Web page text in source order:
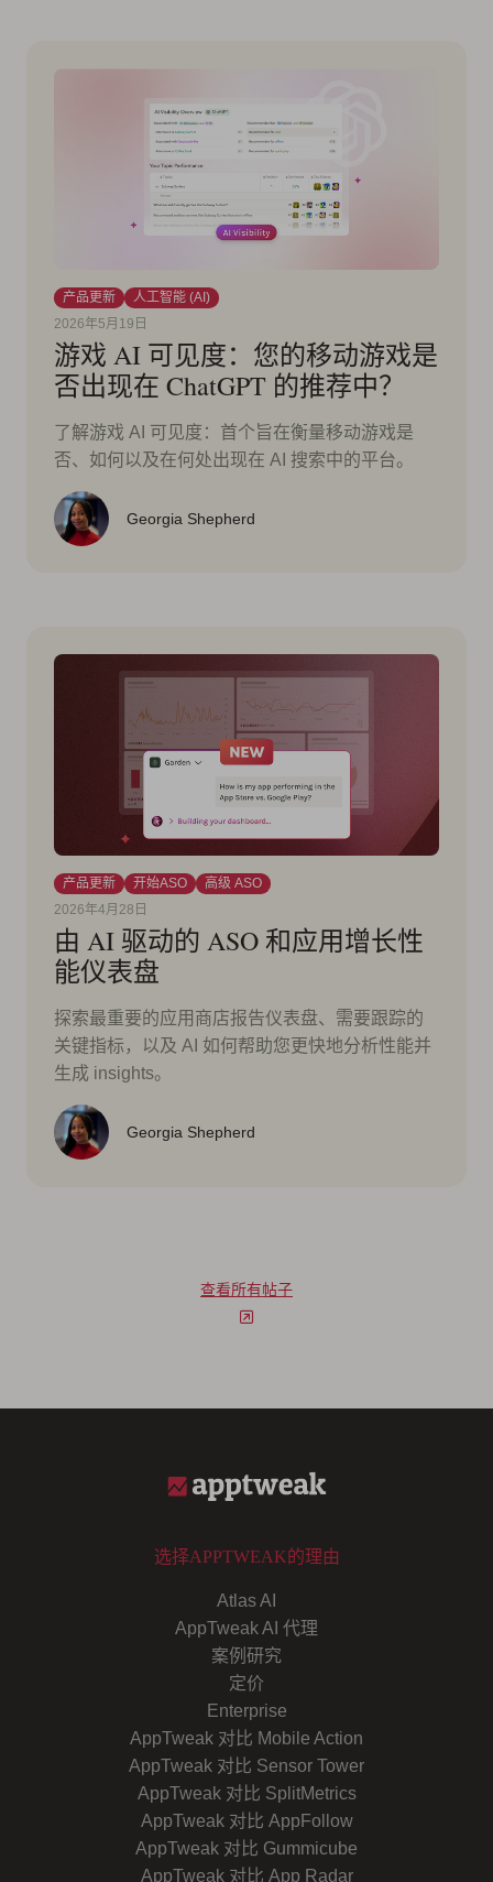
产品更新
人工智能 (AI)
2026年5月19日
游戏 AI 可见度：您的移动游戏是
否出现在 ChatGPT 的推荐中？
了解游戏 AI 可见度：首个旨在衡量移动游戏是
否、如何以及在何处出现在 AI 搜索中的平台。
Georgia Shepherd
产品更新 开始ASO
高级 ASO
2026年4月28日
由 AI 驱动的 ASO 和应用增长性
能仪表盘
探索最重要的应用商店报告仪表盘、需要跟踪的
关键指标，以及 AI 如何帮助您更快地分析性能并
生成 insights。
Georgia Shepherd
查看所有帖子
选择APPTWEAK的理由
Atlas AI
AppTweak AI 代理
案例研究
定价
Enterprise
AppTweak 对比 Mobile Action
AppTweak 对比 Sensor Tower
AppTweak 对比 SplitMetrics
AppTweak 对比 AppFollow
AppTweak 对比 Gummicube
AppTweak 对比 App Radar